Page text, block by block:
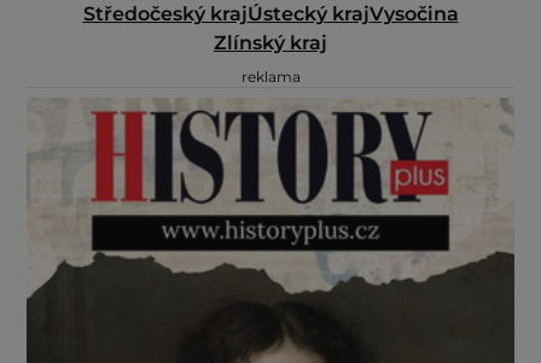
Středočeský krajÚstecký krajVysočina
Zlínský kraj
reklama